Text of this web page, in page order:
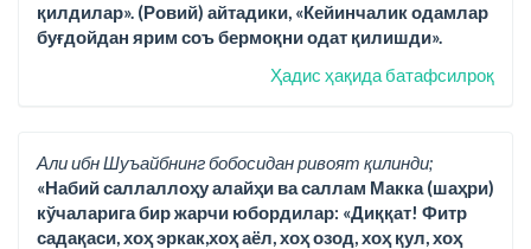
қилдилар». (Ровий) айтадики, «Кейинчалик одамлар
буғдойдан ярим соъ бермоқни одат қилишди».
Ҳадис ҳақида батафсилроқ
Али ибн Шуъайбнинг бобосидан ривоят қилинди;
«Набий саллаллоҳу алайҳи ва саллам Макка (шаҳри)
кўчаларига бир жарчи юбордилар: «Диққат! Фитр
садақаси, хоҳ эркак,хоҳ аёл, хоҳ озод, хоҳ қул, хоҳ